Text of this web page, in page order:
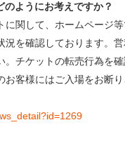
のようにお考えですか？
に関して、ホームページ
況を確認しております。
。チケットの転売行為を
お客様にはご入場をお断